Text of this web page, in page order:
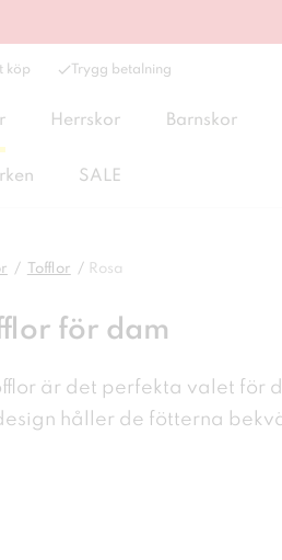
köp Trygg betalning
Herrskor Barnskor
SALE
Tofflor Rosa
för dam
är det perfekta valet för
håller de fötterna